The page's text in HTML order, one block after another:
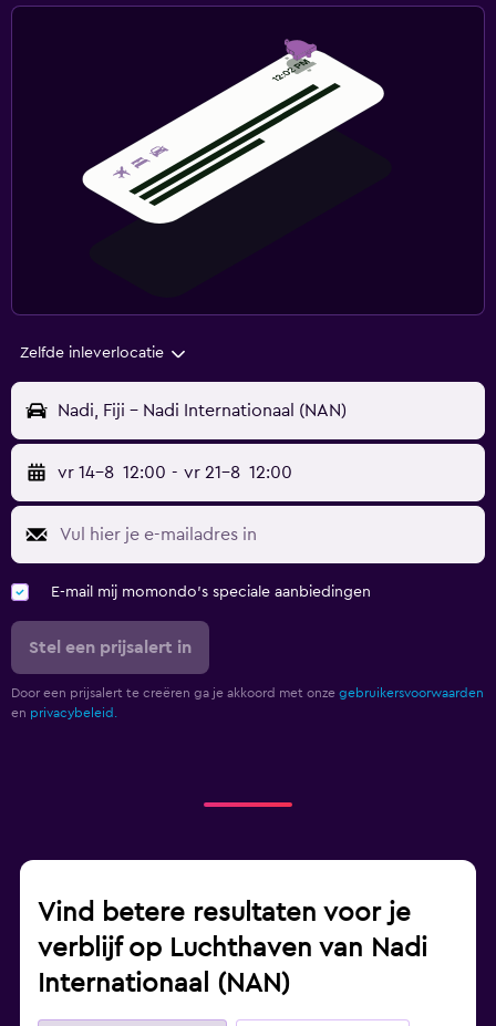
Zelfde inleverlocatie
Nadi, Fiji - Nadi Internationaal (NAN)
vr 14-8 12:00 - vr 21-8 12:00
E-mail mij momondo's speciale aanbiedingen
Stel een prijsalert in
Door een prijsalert te creëren ga je akkoord met onze gebruikersvoorwaarden
en privacybeleid.
Vind betere resultaten voor je
verblijf op Luchthaven van Nadi
Internationaal (NAN)